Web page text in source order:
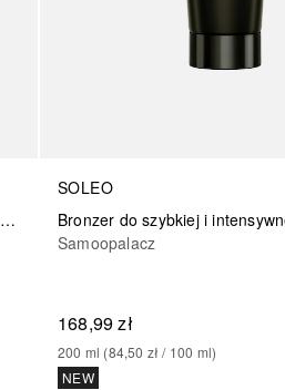
Debut luksusowy balsam brązujący z efektem perfekcyjnej skóry
SOLEO
Samoopalacz
168,99 zł
200 ml (84,50 zł / 100 ml)
NEW